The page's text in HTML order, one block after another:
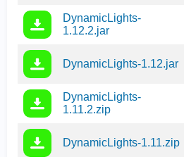
DynamicLights-
1.12.2.jar
DynamicLights-1.12.jar
DynamicLights-
1.11.2.zip
DynamicLights-1.11.zip